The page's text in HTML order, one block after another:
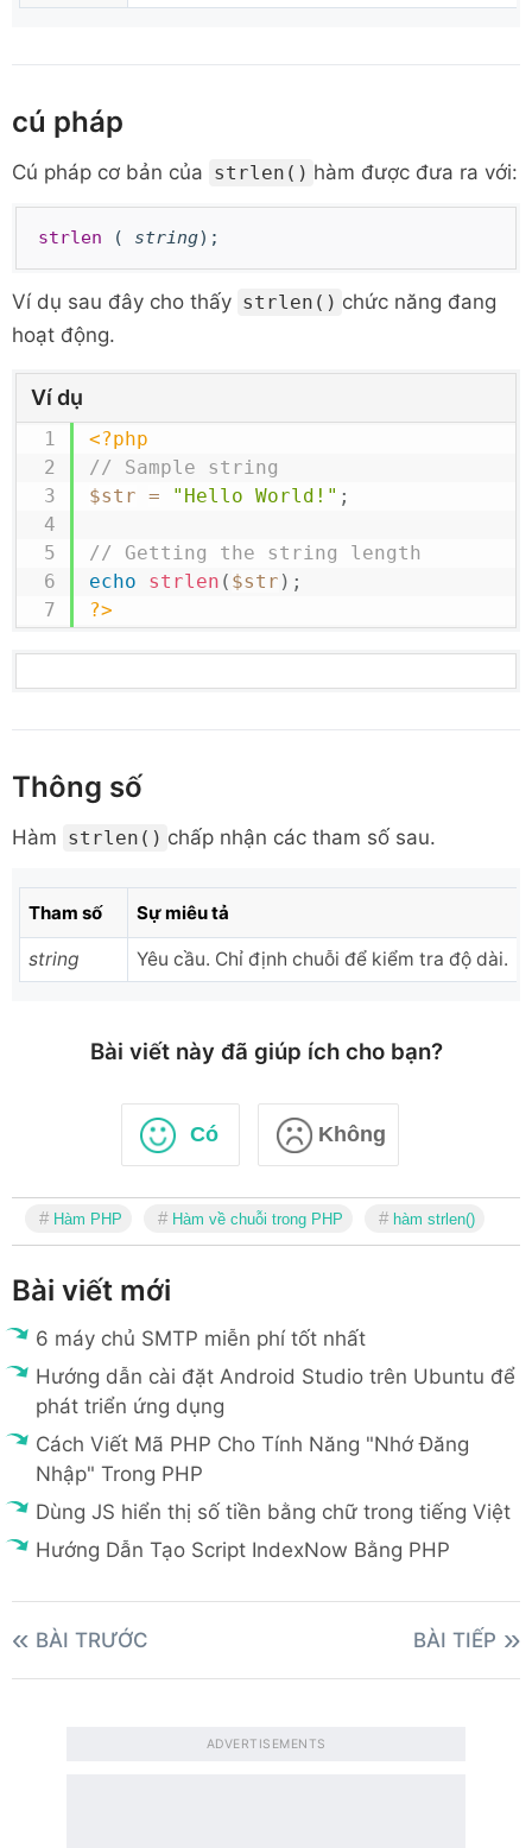
cú pháp
Cú pháp cơ bản của strlen() hàm được đưa ra với:
strlen ( string);
Ví dụ sau đây cho thấy strlen() chức năng đang
hoạt động.
Ví dụ
<?php
// Sample string
$str = "Hello World!" ;
// Getting the string length
echo
strlen ( $str ) ;
?>
Thông số
Hàm strlen() chấp nhận các tham số sau.
Tham số Sự miêu tả
string Yêu cầu. Chỉ định chuỗi để kiểm tra độ dài.
Bài viết này đã giúp ích cho bạn?
Có Không
Hàm PHP Hàm về chuỗi trong PHP hàm strlen()
Bài viết mới
6 máy chủ SMTP miễn phí tốt nhất
Hướng dẫn cài đặt Android Studio trên Ubuntu để
phát triển ứng dụng
Cách Viết Mã PHP Cho Tính Năng "Nhớ Đăng
Nhập" Trong PHP
Dùng JS hiển thị số tiền bằng chữ trong tiếng Việt
Hướng Dẫn Tạo Script IndexNow Bằng PHP
BÀI TRƯỚC BÀI TIẾP
ADVERTISEMENTS